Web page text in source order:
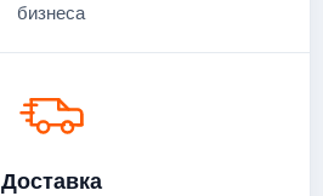
бизнеса
Доставка